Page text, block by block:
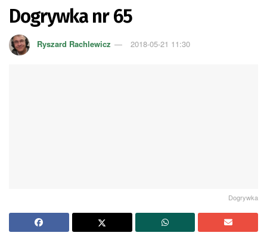
Dogrywka nr 65
Ryszard Rachlewicz 2018-05-21 11:30
Dogrywka